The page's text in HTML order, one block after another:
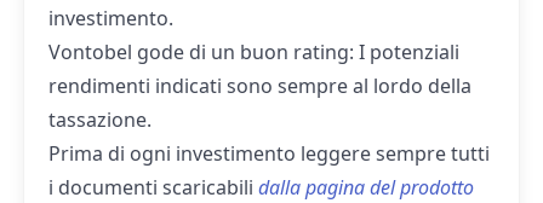
investimento.
Vontobel gode di un buon rating: I potenziali
rendimenti indicati sono sempre al lordo della
tassazione.
Prima di ogni investimento leggere sempre tutti
i documenti scaricabili dalla pagina del prodotto